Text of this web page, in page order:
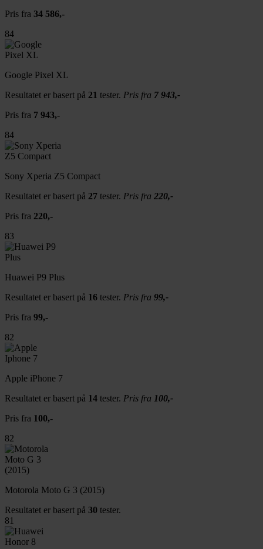
Pris fra 34 586,-
84
Google Pixel XL
Resultatet er basert på 21 tester. Pris fra 7 943,-
Pris fra 7 943,-
84
Sony Xperia Z5 Compact
Resultatet er basert på 27 tester. Pris fra 220,-
Pris fra 220,-
83
Huawei P9 Plus
Resultatet er basert på 16 tester. Pris fra 99,-
Pris fra 99,-
82
Apple iPhone 7
Resultatet er basert på 14 tester. Pris fra 100,-
Pris fra 100,-
82
Motorola Moto G 3 (2015)
Resultatet er basert på 30 tester.
81